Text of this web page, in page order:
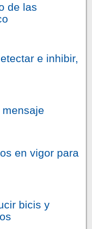
de las
e inhibir,
en vigor para
bicis y